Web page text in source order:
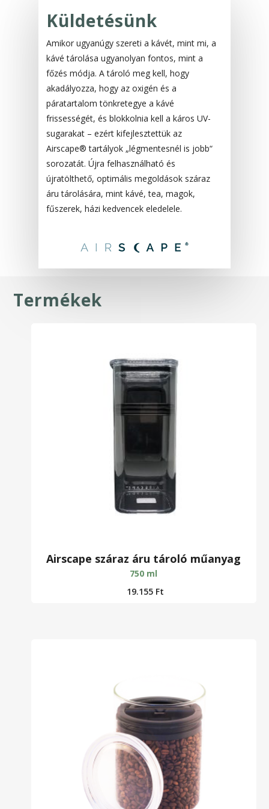
Küldetésünk
Amikor ugyanúgy szereti a kávét, mint mi, a
kávé tárolása ugyanolyan fontos, mint a
főzés módja. A tároló meg kell, hogy
akadályozza, hogy az oxigén és a
páratartalom tönkretegye a kávé
frissességét, és blokkolnia kell a káros UV-
sugarakat – ezért kifejlesztettük az
Airscape® tartályok „légmentesnél is jobb“
sorozatát. Újra felhasználható és
újratölthető, optimális megoldások száraz
áru tárolására, mint kávé, tea, magok,
fűszerek, házi kedvencek eledelele.
Termékek
Airscape száraz áru tároló műanyag
750 ml
19.155 Ft